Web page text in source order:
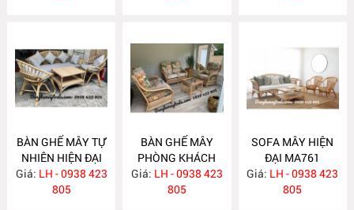
BÀN GHẾ MÂY TỰ
NHIÊN HIỆN ĐẠI
MA763
Giá: LH - 0938 423
805
BÀN GHẾ MÂY
PHÒNG KHÁCH
MA762
Giá: LH - 0938 423
805
SOFA MÂY HIỆN
ĐẠI MA761
Giá: LH - 0938 423
805